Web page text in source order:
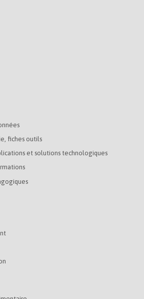
fiches outils
et solutions technologiques